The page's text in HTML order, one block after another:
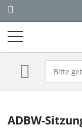
ADBW-